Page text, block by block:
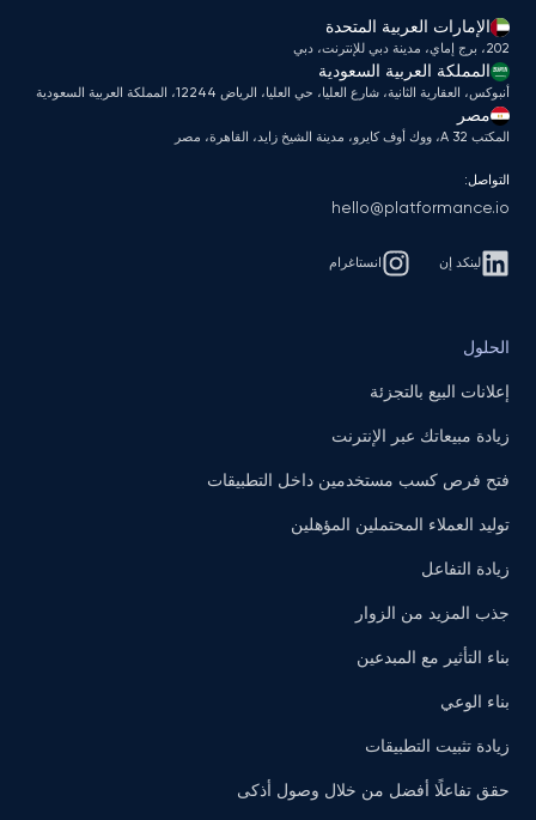
الإمارات العربية المتحدة
202، برج إماي، مدينة دبي للإنترنت، دبي
المملكة العربية السعودية
أنبوكس، العقارية الثانية، شارع العليا، حي العليا، الرياض 12244، المملكة العربية السعودية
مصر
المكتب A 32، ووك أوف كايرو، مدينة الشيخ زايد، القاهرة، مصر
التواصل:
hello@platformance.io
لينكد إن انستاغرام
الحلول
إعلانات البيع بالتجزئة
زيادة مبيعاتك عبر الإنترنت
فتح فرص كسب مستخدمين داخل التطبيقات
توليد العملاء المحتملين المؤهلين
زيادة التفاعل
جذب المزيد من الزوار
بناء التأثير مع المبدعين
بناء الوعي
زيادة تثبيت التطبيقات
حقق تفاعلًا أفضل من خلال وصول أذكى